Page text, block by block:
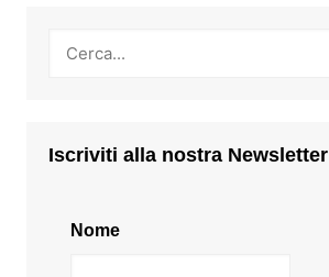
Iscriviti alla nostra Newsletter
Nome